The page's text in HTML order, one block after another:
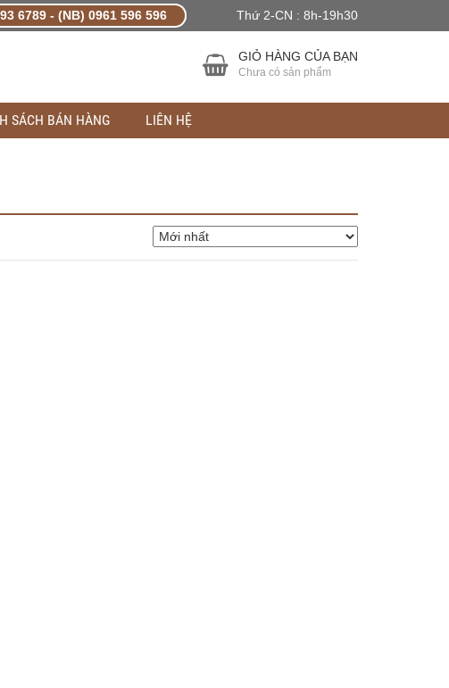
6789 - (NB) 0961 596 596 Thứ 2-CN : 8h-19h30
GIỎ HÀNG CỦA BẠN
Chưa có sản phẩm
SÁCH BÁN HÀNG LIÊN HỆ